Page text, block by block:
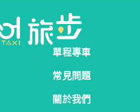
單程專車
常見問題
關於我們